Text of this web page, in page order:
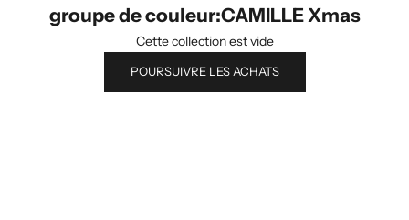
groupe de couleur:CAMILLE Xmas
Cette collection est vide
POURSUIVRE LES ACHATS